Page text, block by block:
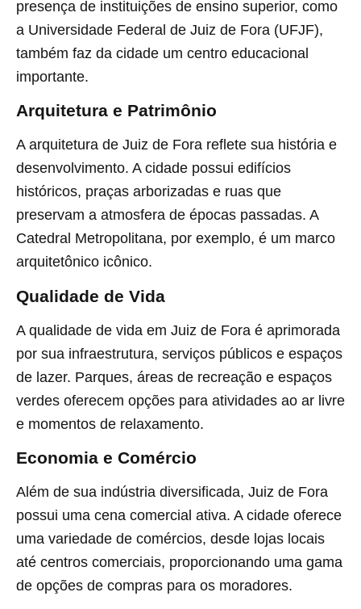
presença de instituições de ensino superior, como
a Universidade Federal de Juiz de Fora (UFJF),
também faz da cidade um centro educacional
importante.
Arquitetura e Patrimônio
A arquitetura de Juiz de Fora reflete sua história e
desenvolvimento. A cidade possui edifícios
históricos, praças arborizadas e ruas que
preservam a atmosfera de épocas passadas. A
Catedral Metropolitana, por exemplo, é um marco
arquitetônico icônico.
Qualidade de Vida
A qualidade de vida em Juiz de Fora é aprimorada
por sua infraestrutura, serviços públicos e espaços
de lazer. Parques, áreas de recreação e espaços
verdes oferecem opções para atividades ao ar livre
e momentos de relaxamento.
Economia e Comércio
Além de sua indústria diversificada, Juiz de Fora
possui uma cena comercial ativa. A cidade oferece
uma variedade de comércios, desde lojas locais
até centros comerciais, proporcionando uma gama
de opções de compras para os moradores.